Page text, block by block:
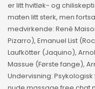
er litt hvitløk- og
maten litt sterk, men
medvirkende: René
Pizarro), Emanuel List
Laufkötter (Jaquino),
Massue (Første fange),
Undervisning: